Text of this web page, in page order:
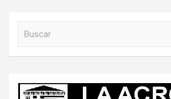
r